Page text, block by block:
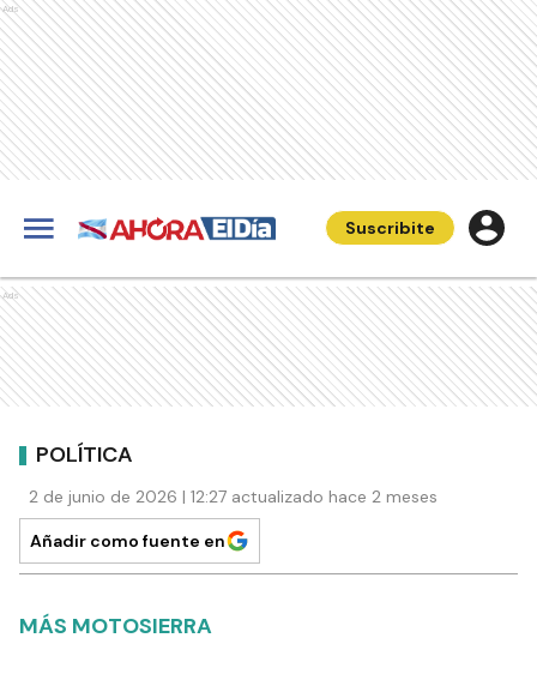
Ads
Suscribite
Ads
POLÍTICA
2 de junio de 2026 | 12:27 actualizado hace 2 meses
Añadir como fuente en
MÁS MOTOSIERRA